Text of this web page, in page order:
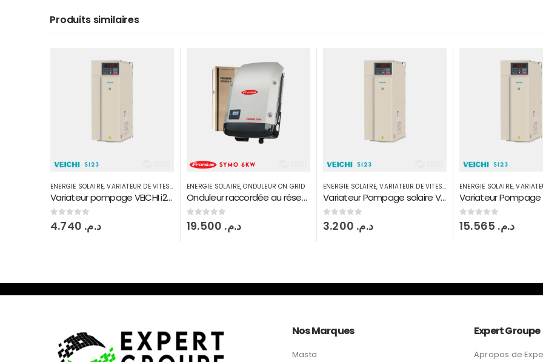
Produits similaires
ENERGIE SOLAIRE,ONDULEUR ON GRID
Onduleur raccordée au réseau Fronius symo 6 KW injection on grid 2 MPPT
0sur 5 د.م.19.500
ENERGIE SOLAIRE,VARIATEUR DE VITESSE
Variateur Pompage solaire VEICHI 5,5 kW
0sur 5 د.م.3.200
ENERGIE SOLAIRE,VARIATEUR DE VITESSE
Variateur Pompage VEICHI i23 37 kW
0sur 5 د.م.15.565
ENERGIE SOLAIRE,
0 sur 5 د.م.
Nos Marques
Masta
Expert Groupe
Apropos de